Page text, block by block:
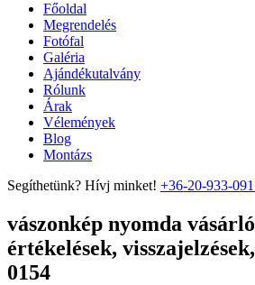
Főoldal
Megrendelés
Fotófal
Galéria
Ajándékutalvány
Rólunk
Árak
Vélemények
Blog
Montázs
Segíthetünk? Hívj minket! +36-20-933-
vászonkép nyomda
értékelések,
0154